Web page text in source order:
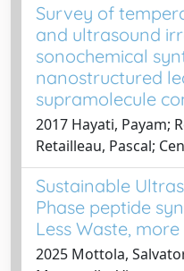
Survey of
and ultrasound
sonochemical
nanostructured
supramolecule
2017 Hayati, Payam;
Retailleau, Pascal;
Sustainable
Phase peptide
Less Waste,
2025 Mottola,